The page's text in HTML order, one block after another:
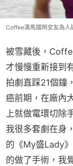
Coffee演馬國明女友為人
被雪藏後，
才慢慢重新接到
拍劇直踩21個鐘
癌前期，在廠內
上就做電環切除
我很多套劇在身
的《My盛Lady
的做了手術，我